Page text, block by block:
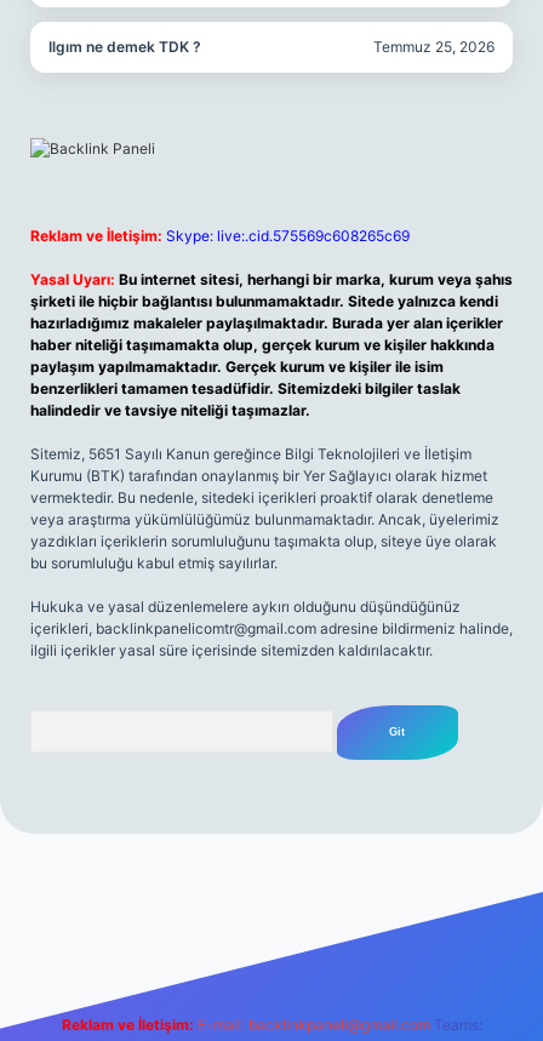
Ilgım ne demek TDK ? Temmuz 25, 2026
Reklam ve İletişim: Skype: live:.cid.575569c608265c69
Yasal Uyarı: Bu internet sitesi, herhangi bir marka, kurum veya şahıs
şirketi ile hiçbir bağlantısı bulunmamaktadır. Sitede yalnızca kendi
hazırladığımız makaleler paylaşılmaktadır. Burada yer alan içerikler
haber niteliği taşımamakta olup, gerçek kurum ve kişiler hakkında
paylaşım yapılmamaktadır. Gerçek kurum ve kişiler ile isim
benzerlikleri tamamen tesadüfidir. Sitemizdeki bilgiler taslak
halindedir ve tavsiye niteliği taşımazlar.
Sitemiz, 5651 Sayılı Kanun gereğince Bilgi Teknolojileri ve İletişim
Kurumu (BTK) tarafından onaylanmış bir Yer Sağlayıcı olarak hizmet
vermektedir. Bu nedenle, sitedeki içerikleri proaktif olarak denetleme
veya araştırma yükümlülüğümüz bulunmamaktadır. Ancak, üyelerimiz
yazdıkları içeriklerin sorumluluğunu taşımakta olup, siteye üye olarak
bu sorumluluğu kabul etmiş sayılırlar.
Hukuka ve yasal düzenlemelere aykırı olduğunu düşündüğünüz
içerikleri, backlinkpanelicomtr@gmail.com adresine bildirmeniz halinde,
ilgili içerikler yasal süre içerisinde sitemizden kaldırılacaktır.
Reklam ve İletişim: E-mail: backlinkpaneli@gmail.com Teams: